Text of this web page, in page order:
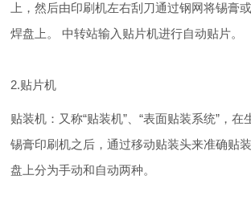
上，然后由印刷机左右刮刀通过钢网将锡膏
焊盘上。 中转站输入贴片机进行自动贴片。
2.贴片机
贴装机：又称“贴装机”、“表面贴装系统”，在
锡膏印刷机之后，通过移动贴装头来准确贴
盘上分为手动和自动两种。